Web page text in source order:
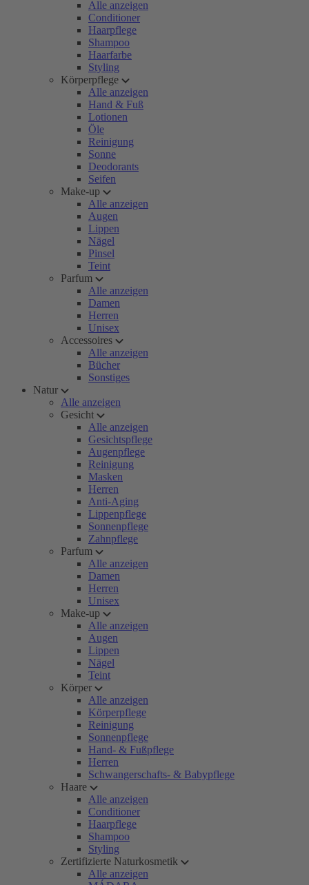
Alle anzeigen
Conditioner
Haarpflege
Shampoo
Haarfarbe
Styling
Körperpflege
Alle anzeigen
Hand & Fuß
Lotionen
Öle
Reinigung
Sonne
Deodorants
Seifen
Make-up
Alle anzeigen
Augen
Lippen
Nägel
Pinsel
Teint
Parfum
Alle anzeigen
Damen
Herren
Unisex
Accessoires
Alle anzeigen
Bücher
Sonstiges
Natur
Alle anzeigen
Gesicht
Alle anzeigen
Gesichtspflege
Augenpflege
Reinigung
Masken
Herren
Anti-Aging
Lippenpflege
Sonnenpflege
Zahnpflege
Parfum
Alle anzeigen
Damen
Herren
Unisex
Make-up
Alle anzeigen
Augen
Lippen
Nägel
Teint
Körper
Alle anzeigen
Körperpflege
Reinigung
Sonnenpflege
Hand- & Fußpflege
Herren
Schwangerschafts- & Babypflege
Haare
Alle anzeigen
Conditioner
Haarpflege
Shampoo
Styling
Zertifizierte Naturkosmetik
Alle anzeigen